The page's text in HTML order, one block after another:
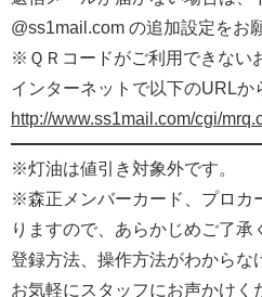
@ss1mail.com の追加設定をお
※ＱＲコードがご利用できない
インターネットで以下のURLか
http://www.ss1mail.com/cgi/
※灯油は値引き対象外です。
※森正メンバーカード、プロカ
りますので、あらかじめご了承
登録方法、操作方法がわからな
お気軽にスタッフにお声かけく